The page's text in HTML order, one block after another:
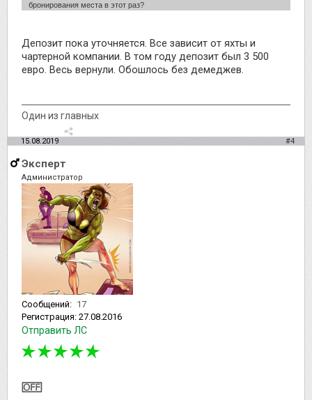
бронирования места в этот раз?
Депозит пока уточняется. Все зависит от яхты и
чартерной компании. В том году депозит был 3 500
евро. Весь вернули. Обошлось без демеджев.
Один из главных
15.08.2019 #4
Эксперт
Администратор
Сообщений: 17
Регистрация: 27.08.2016
Отправить ЛС